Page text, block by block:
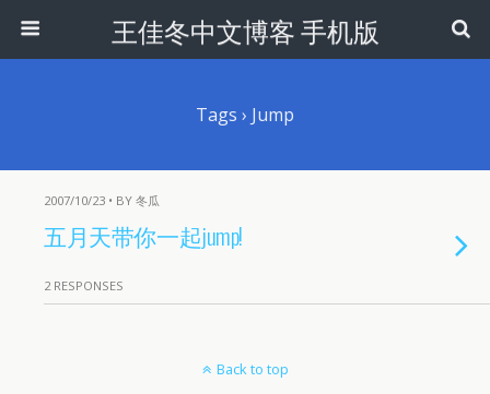
王佳冬中文博客 手机版
Tags › Jump
2007/10/23 • BY 冬瓜
五月天带你一起jump!
2 RESPONSES
Back to top